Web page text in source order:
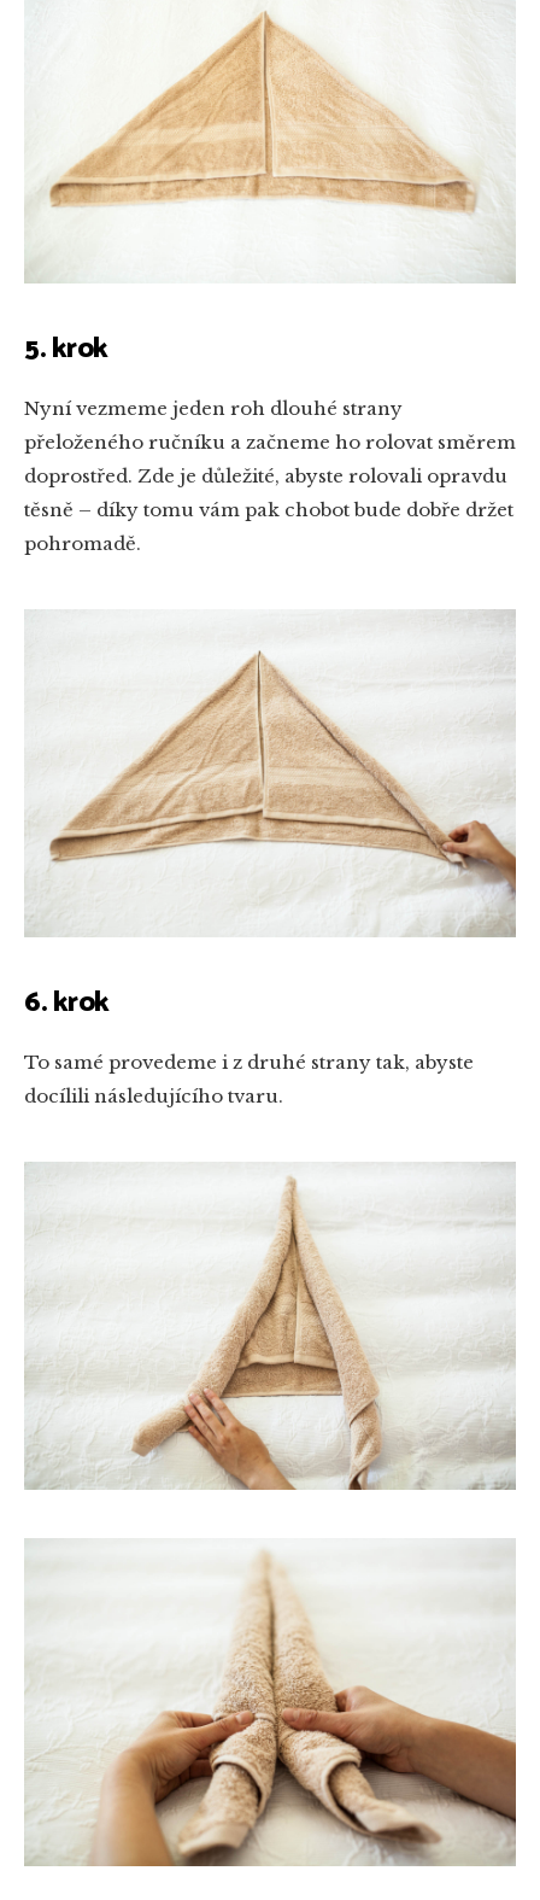
5. krok
Nyní vezmeme jeden roh dlouhé strany
přeloženého ručníku a začneme ho rolovat směrem
doprostřed. Zde je důležité, abyste rolovali opravdu
těsně – díky tomu vám pak chobot bude dobře držet
pohromadě.
6. krok
To samé provedeme i z druhé strany tak, abyste
docílili následujícího tvaru.